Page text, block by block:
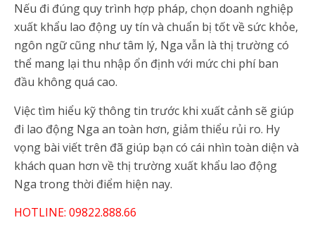
Nếu đi đúng quy trình hợp pháp, chọn doanh nghiệp
xuất khẩu lao động uy tín và chuẩn bị tốt về sức khỏe,
ngôn ngữ cũng như tâm lý, Nga vẫn là thị trường có
thể mang lại thu nhập ổn định với mức chi phí ban
đầu không quá cao.
Việc tìm hiểu kỹ thông tin trước khi xuất cảnh sẽ giúp
đi lao động Nga an toàn hơn, giảm thiểu rủi ro. Hy
vọng bài viết trên đã giúp bạn có cái nhìn toàn diện và
khách quan hơn về thị trường xuất khẩu lao động
Nga trong thời điểm hiện nay.
HOTLINE: 09822.888.66